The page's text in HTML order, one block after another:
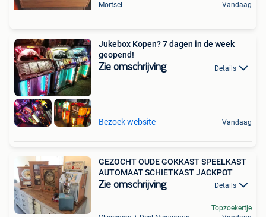
Mortsel
Vandaag
Jukebox Kopen? 7 dagen in de week
geopend!
Zie omschrijving Details
Bezoek website Vandaag
GEZOCHT OUDE GOKKAST SPEELKAST
AUTOMAAT SCHIETKAST JACKPOT
Zie omschrijving Details
Topzoekertje